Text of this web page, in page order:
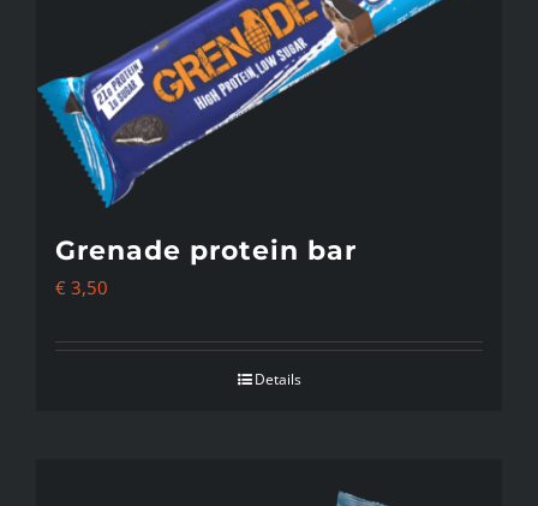
Grenade protein bar
€ 3,50
Details